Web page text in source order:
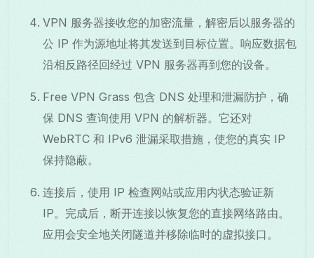
VPN 服务器接收您的加密流量，解密后以服务器的
公 IP 作为源地址将其发送到目标位置。响应数据包
沿相反路径回经过 VPN 服务器再到您的设备。
Free VPN Grass 包含 DNS 处理和泄漏防护，确
保 DNS 查询使用 VPN 的解析器。它还对
WebRTC 和 IPv6 泄漏采取措施，使您的真实 IP
保持隐蔽。
连接后，使用 IP 检查网站或应用内状态验证新
IP。完成后，断开连接以恢复您的直接网络路由。
应用会安全地关闭隧道并移除临时的虚拟接口。